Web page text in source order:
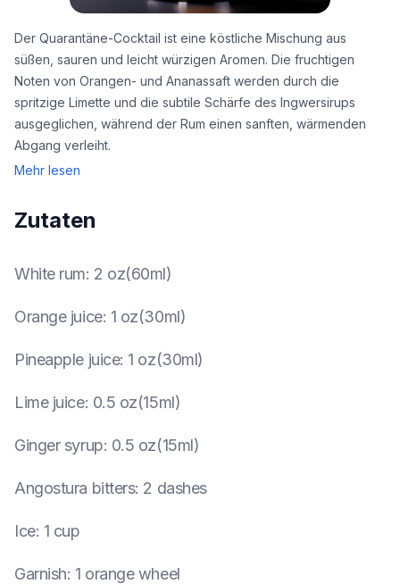
Der Quarantäne-Cocktail ist eine köstliche Mischung aus
süßen, sauren und leicht würzigen Aromen. Die fruchtigen
Noten von Orangen- und Ananassaft werden durch die
spritzige Limette und die subtile Schärfe des Ingwersirups
ausgeglichen, während der Rum einen sanften, wärmenden
Abgang verleiht.
Mehr lesen
Zutaten
White rum: 2 oz(60ml)
Orange juice: 1 oz(30ml)
Pineapple juice: 1 oz(30ml)
Lime juice: 0.5 oz(15ml)
Ginger syrup: 0.5 oz(15ml)
Angostura bitters: 2 dashes
Ice: 1 cup
Garnish: 1 orange wheel